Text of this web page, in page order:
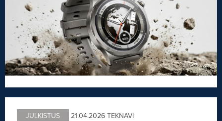
JULKISTUS 21.04.2026 TEKNAVI